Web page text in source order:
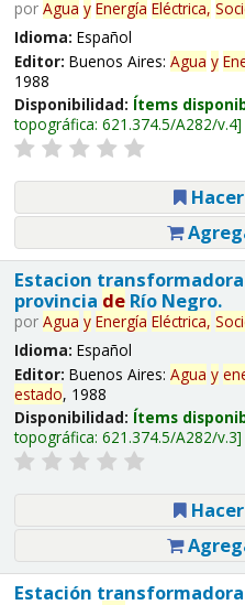
por Agua y Energía Eléctrica,
Idioma: Español
Editor: Buenos Aires: Agua y
1988
Disponibilidad: Ítems
topográfica: 621.374.5/A282/v.4
Estacion
provincia deRío Negro.
por Agua y Energía Eléctrica,
Idioma: Español
Editor: Buenos Aires: Agua y
estado, 1988
Disponibilidad: Ítems
topográfica: 621.374.5/A282/v.3
Estación